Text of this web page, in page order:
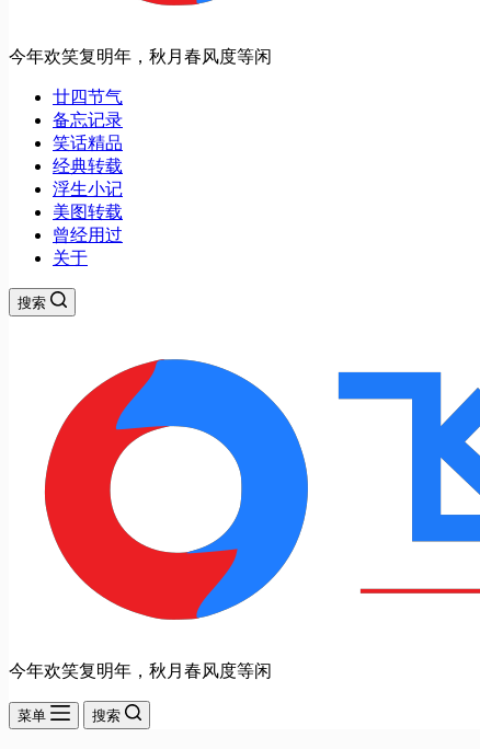
今年欢笑复明年，秋月春风度等闲
廿四节气
备忘记录
笑话精品
经典转载
浮生小记
美图转载
曾经用过
关于
搜索
今年欢笑复明年，秋月春风度等闲
菜单 搜索